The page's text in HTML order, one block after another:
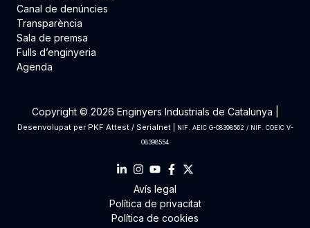
Canal de denúncies
Transparència
Sala de premsa
Fulls d’enginyeria
Agenda
Copyright © 2026 Enginyers Industrials de Catalunya |
Desenvolupat per PKF Attest/ Serialnet|
NIF. AEIC G-08398562 / NIF. COEIC V-
08398554
Avís legal
Política de privacitat
Política de cookies